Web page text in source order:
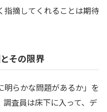
指摘してくれることは期待
その限界
らかな問題があるか」を
査員は床下に入って、デ